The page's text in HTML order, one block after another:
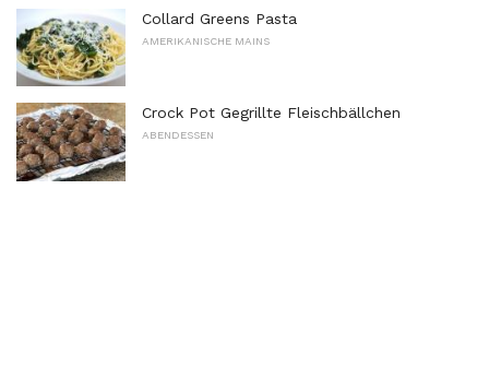
Collard Greens Pasta
AMERIKANISCHE MAINS
Crock Pot Gegrillte Fleischbällchen
ABENDESSEN